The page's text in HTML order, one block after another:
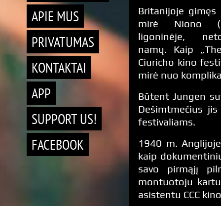
APIE MUS
PRIVATUMAS
KONTAKTAI
APP
SUPPORT US!
FACEBOOK
Britanijoje gimęs
mirė Niono
ligoninėje,
namų. Kaip
Ciuricho kino
mirė nuo
Būtent Jungen
Dešimtmečius
festivaliams.
1940 m.
kaip
savo pirmąjį
montuotoju
asistentu CCC